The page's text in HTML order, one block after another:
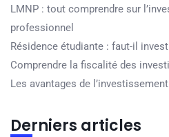
LMNP : tout comprendre sur
professionnel
Résidence étudiante : faut-il
Comprendre la fiscalité des
Les avantages de
Derniers articles